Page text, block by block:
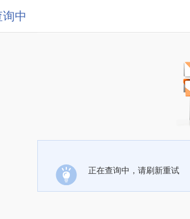
中
正在查询中，请刷新重试